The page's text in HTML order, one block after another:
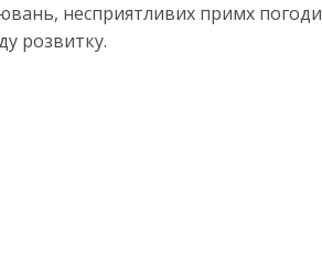
несприятливих примх погоди
розвитку.